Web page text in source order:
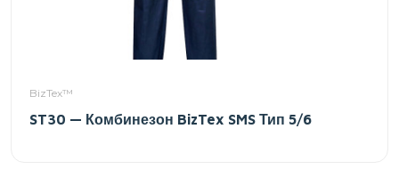
BizTex™
ST30 — Комбинезон BizTex SMS Тип 5/6